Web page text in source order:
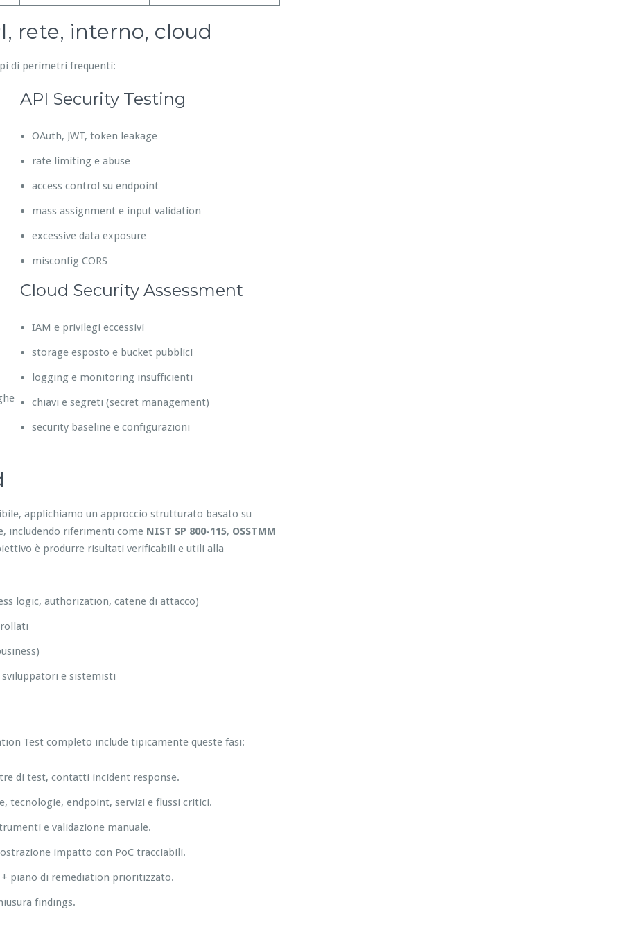
rete, interno, cloud
di perimetri frequenti:
API Security Testing
OAuth, JWT, token leakage
rate limiting e abuse
access control su endpoint
mass assignment e input validation
excessive data exposure
misconfig CORS
Cloud Security Assessment
IAM e privilegi eccessivi
storage esposto e bucket pubblici
logging e monitoring insufficienti
chiavi e segreti (secret management)
security baseline e configurazioni
applichiamo un approccio strutturato basato su
includendo riferimenti come NIST SP 800-115, OSSTMM
è produrre risultati verificabili e utili alla
logic, authorization, catene di attacco)
e sistemisti
Test completo include tipicamente queste fasi:
di test, contatti incident response.
tecnologie, endpoint, servizi e flussi critici.
e validazione manuale.
impatto con PoC tracciabili.
piano di remediation prioritizzato.
findings.